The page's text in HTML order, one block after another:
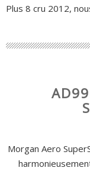
Plus 8 cru 2012,
Morgan Aero